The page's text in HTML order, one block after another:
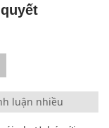
luận nhiều